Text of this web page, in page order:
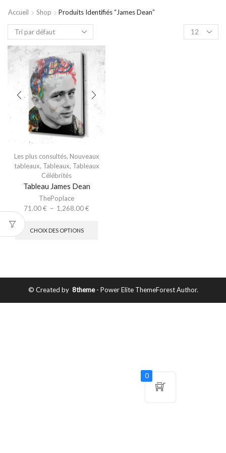
Accueil Shop Produits Identifiés “james Dean”
Les plus consultés, Nouveaux
tableaux, Tableaux, Tableaux
Célébrités
Tableau James Dean
ThePoplace
71.00€ – 1,268.00€
CHOIX DES OPTIONS
© Created by 8theme- Power Elite ThemeForest Author.
0